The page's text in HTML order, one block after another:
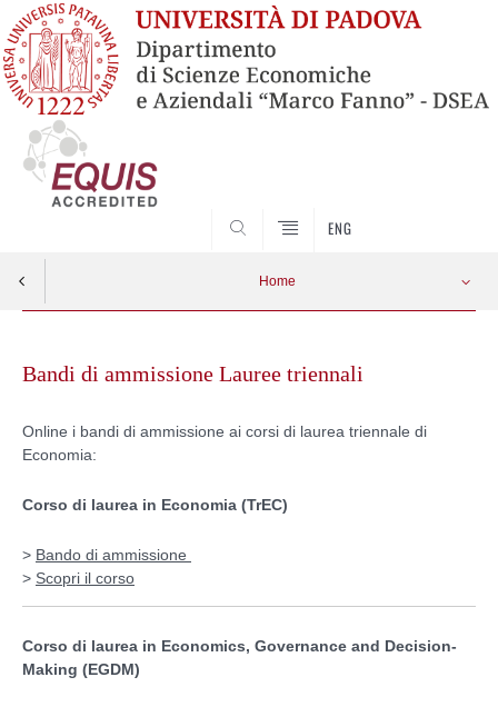
ENG
Home
contentBandi di ammissione Lauree triennali
Online i bandi di ammissione ai corsi di laurea triennale di
Economia:
Corso di laurea in Economia (TrEC)
> Bando di ammissione
> Scopri il corso
Corso di laurea in Economics, Governance and Decision-
Making (EGDM)